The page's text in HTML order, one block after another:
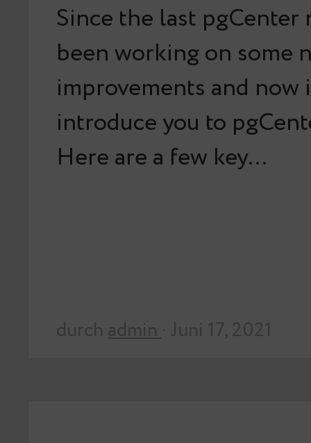
Since the last pgCenter
been working on some
improvements and now
introduce you to
Here are a few key…